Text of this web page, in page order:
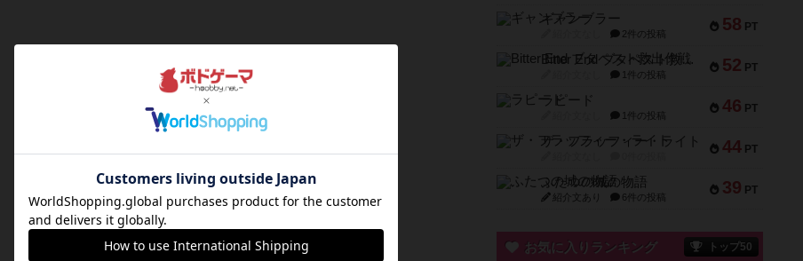
58 PT
ギャンブラー
2件の投稿
52 PT
Bitter End ブタペスト救出作戦
1件の投稿
46 PT
ラピード
1件の投稿
44 PT
ザ・フラッフィー・ライト
39 PT
ふたつの城の物語
紹介文あり 6件の投稿
お気に入りランキング トップ50